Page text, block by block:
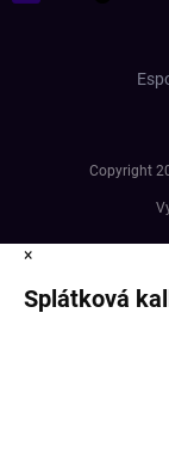
Copyright
×
Splátková